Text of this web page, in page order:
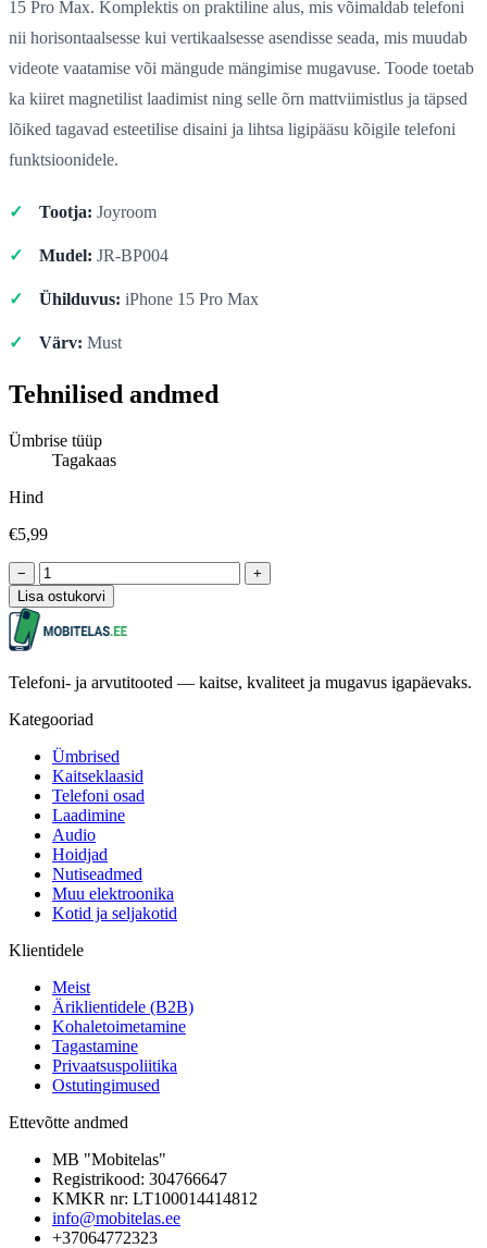
15 Pro Max. Komplektis on praktiline alus, mis võimaldab telefoni
nii horisontaalsesse kui vertikaalsesse asendisse seada, mis muudab
videote vaatamise või mängude mängimise mugavuse. Toode toetab
ka kiiret magnetilist laadimist ning selle õrn mattviimistlus ja täpsed
lõiked tagavad esteetilise disaini ja lihtsa ligipääsu kõigile telefoni
funktsioonidele.
Tootja: Joyroom
Mudel: JR-BP004
Ühilduvus: iPhone 15 Pro Max
Värv: Must
Tehnilised andmed
Ümbrise tüüp
Tagakaas
Hind
€5,99
−
+
Lisa ostukorvi
Telefoni- ja arvutitooted — kaitse, kvaliteet ja mugavus igapäevaks.
Kategooriad
Ümbrised
Kaitseklaasid
Telefoni osad
Laadimine
Audio
Hoidjad
Nutiseadmed
Muu elektroonika
Kotid ja seljakotid
Klientidele
Meist
Äriklientidele (B2B)
Kohaletoimetamine
Tagastamine
Privaatsuspoliitika
Ostutingimused
Ettevõtte andmed
MB "Mobitelas"
Registrikood: 304766647
KMKR nr: LT100014414812
info@mobitelas.ee
+37064772323